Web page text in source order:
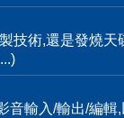
技術,還是發燒
音輸入/輸出/編輯